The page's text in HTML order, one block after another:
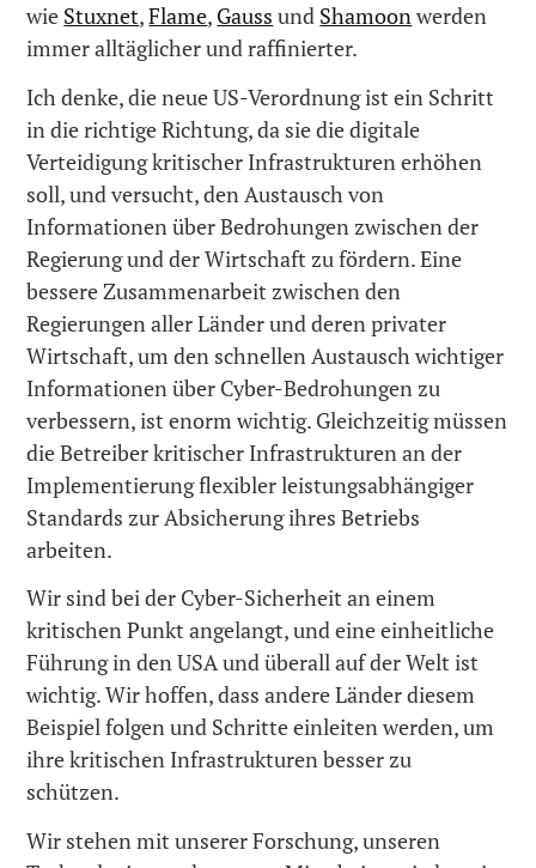
wie Stuxnet,Flame, Gauss und Shamoonwerden
immer alltäglicher und raffinierter.
Ich denke, die neue US-Verordnung ist ein Schritt
in die richtige Richtung, da sie die digitale
Verteidigung kritischer Infrastrukturen erhöhen
soll, und versucht, den Austausch von
Informationen über Bedrohungen zwischen der
Regierung und der Wirtschaft zu fördern. Eine
bessere Zusammenarbeit zwischen den
Regierungen aller Länder und deren privater
Wirtschaft, um den schnellen Austausch wichtiger
Informationen über Cyber-Bedrohungen zu
verbessern, ist enorm wichtig. Gleichzeitig müssen
die Betreiber kritischer Infrastrukturen an der
Implementierung flexibler leistungsabhängiger
Standards zur Absicherung ihres Betriebs
arbeiten.
Wir sind bei der Cyber-Sicherheit an einem
kritischen Punkt angelangt, und eine einheitliche
Führung in den USA und überall auf der Welt ist
wichtig. Wir hoffen, dass andere Länder diesem
Beispiel folgen und Schritte einleiten werden, um
ihre kritischen Infrastrukturen besser zu
schützen.
Wir stehen mit unserer Forschung, unseren